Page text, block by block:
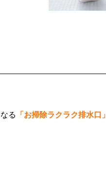
る 「お掃除ラクラク排水口」